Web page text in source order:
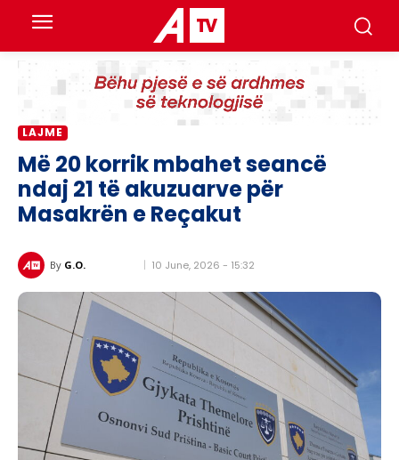
LAJME
Më 20 korrik mbahet seancë
ndaj 21 të akuzuarve për
Masakrën e Reçakut
By G.O. 10 June, 2026 - 15:32